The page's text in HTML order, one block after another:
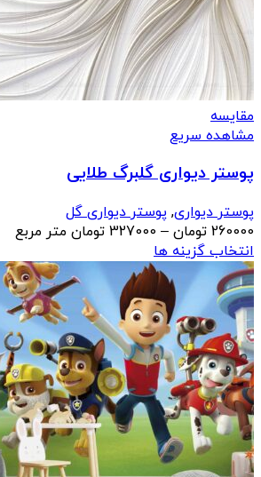
مقایسه
مشاهده سریع
پوستر دیواری گلبرگ طلایی
پوستر دیواری, پوستر دیواری گل
260000 تومان –
327000 تومانمحدوده
260000 تومان
تا
327000 تومان
متر مربع
انتخاب گزینه ها